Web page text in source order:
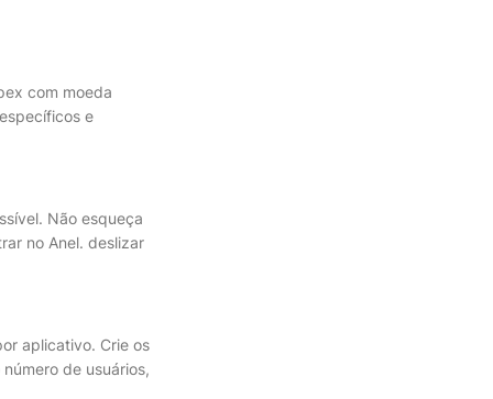
com moeda
e
Não esqueça
no Anel. deslizar
aplicativo. Crie os
de usuários,